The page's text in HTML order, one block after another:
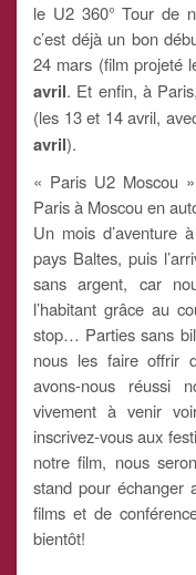
le U2 360° Tour de
c’est déjà un bon
24 mars (film projeté
avril. Et enfin, à
(les 13 et 14 avril,
avril).
« Paris U2 Moscou
Paris à Moscou en
Un mois d’aventure
pays Baltes, puis
sans argent, car
l’habitant grâce au
stop… Parties sans
nous les faire offrir
avons-nous réussi
vivement à venir
inscrivez-vous aux
notre film, nous
stand pour échanger
films et de
bientôt!